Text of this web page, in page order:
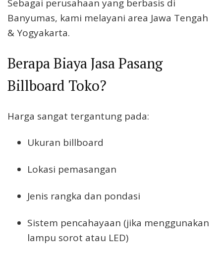
Sebagai perusahaan yang berbasis di
Banyumas, kami melayani area Jawa Tengah
& Yogyakarta.
Berapa Biaya Jasa Pasang
Billboard Toko?
Harga sangat tergantung pada:
Ukuran billboard
Lokasi pemasangan
Jenis rangka dan pondasi
Sistem pencahayaan (jika menggunakan
lampu sorot atau LED)